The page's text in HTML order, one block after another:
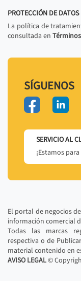
PROTECCIÓN DE
La política de
consultada en
SÍGUENOS
SERVICIO AL
¡Estamos
El portal de negocios
información comercial
Todas las marcas
respectiva o de
material contenido en
AVISO LEGAL©